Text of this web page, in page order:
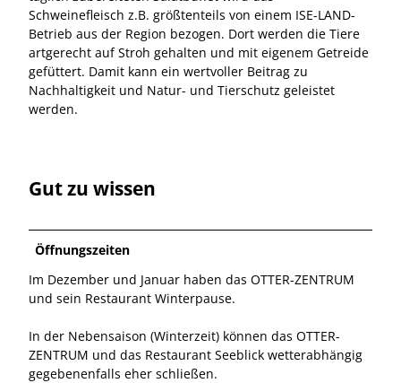
Schweinefleisch z.B. größtenteils von einem ISE-LAND-
Betrieb aus der Region bezogen. Dort werden die Tiere
artgerecht auf Stroh gehalten und mit eigenem Getreide
gefüttert. Damit kann ein wertvoller Beitrag zu
Nachhaltigkeit und Natur- und Tierschutz geleistet
werden.
Gut zu wissen
Öffnungszeiten
Im Dezember und Januar haben das OTTER-ZENTRUM
und sein Restaurant Winterpause.
In der Nebensaison (Winterzeit) können das OTTER-
ZENTRUM und das Restaurant Seeblick wetterabhängig
gegebenenfalls eher schließen.